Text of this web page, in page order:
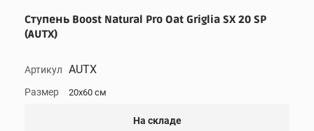
Ступень Boost Natural Pro Oat Griglia SX 20 SP
(AUTX)
Артикул AUTX
Размер 20x60 см
На складе